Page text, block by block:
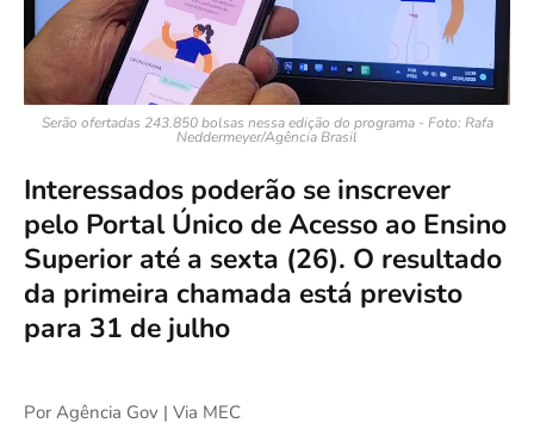
Serão ofertadas 243.850 bolsas nessa edição do programa - Foto: Rafa
Neddermeyer/Agência Brasil
Interessados poderão se inscrever
pelo Portal Único de Acesso ao Ensino
Superior até a sexta (26). O resultado
da primeira chamada está previsto
para 31 de julho
Por Agência Gov | Via MEC